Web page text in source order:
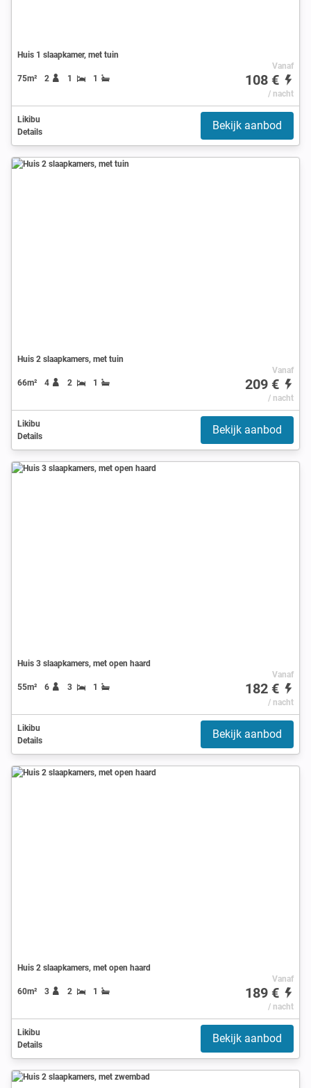
Huis 1 slaapkamer, met tuin
75m² 2 1 1
Vanaf
108 €
/ nacht
Likibu
Details
Bekijk aanbod
Huis 2 slaapkamers, met tuin
66m² 4 2 1
Vanaf
209 €
/ nacht
Likibu
Details
Bekijk aanbod
Huis 3 slaapkamers, met open haard
55m² 6 3 1
Vanaf
182 €
/ nacht
Likibu
Details
Bekijk aanbod
Huis 2 slaapkamers, met open haard
60m² 3 2 1
Vanaf
189 €
/ nacht
Likibu
Details
Bekijk aanbod